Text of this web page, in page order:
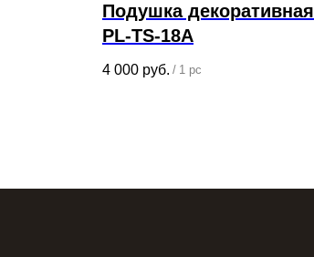
Подушка декоративная
PL-TS-18A
4 000 руб. / 1 pc